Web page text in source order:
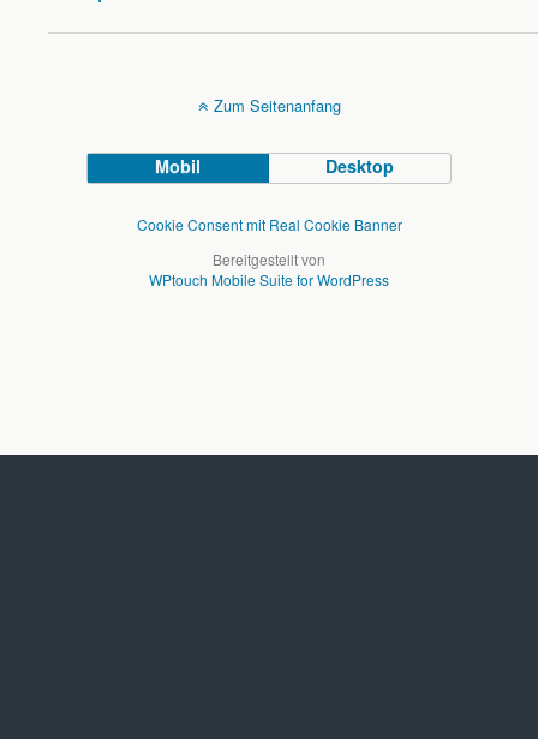
Zum Seitenanfang
Mobil Desktop
Cookie Consent mit Real Cookie Banner
Bereitgestellt von
WPtouch Mobile Suite for WordPress